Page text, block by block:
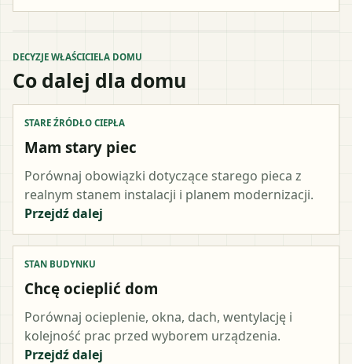
DECYZJE WŁAŚCICIELA DOMU
Co dalej dla domu
STARE ŹRÓDŁO CIEPŁA
Mam stary piec
Porównaj obowiązki dotyczące starego pieca z
realnym stanem instalacji i planem modernizacji.
Przejdź dalej
STAN BUDYNKU
Chcę ocieplić dom
Porównaj ocieplenie, okna, dach, wentylację i
kolejność prac przed wyborem urządzenia.
Przejdź dalej